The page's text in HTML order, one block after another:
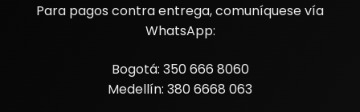
Para pagos contra entrega, comuníquese vía
WhatsApp:
Bogotá: 350 666 8060
Medellín: 380 6668 063